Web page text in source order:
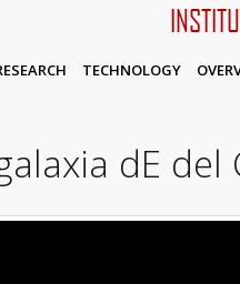
TECHNOLOGY
dE del